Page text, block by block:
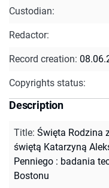
Custodian:
Redactor:
Record creation:
Copyrights status:
Description
Title: Święta Rodzina
świętą Katarzyną
Penniego : badania
Bostonu